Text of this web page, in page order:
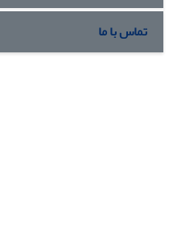
تماس با ما